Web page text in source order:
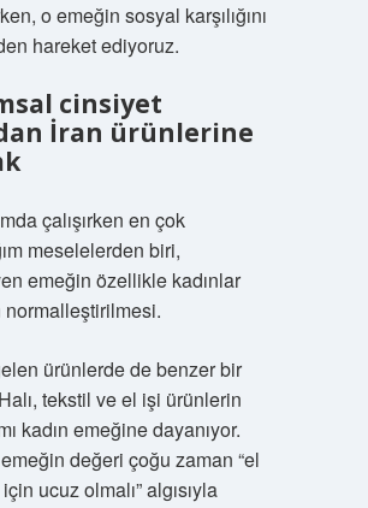
o emeğin sosyal karşılığını
hareket ediyoruz.
cinsiyet
İran ürünlerine
çalışırken en çok
meselelerden biri,
emeğin özellikle kadınlar
ürünlerde de benzer bir
tekstil ve el işi ürünlerin
kadın emeğine dayanıyor.
değeri çoğu zaman “el
ucuz olmalı” algısıyla